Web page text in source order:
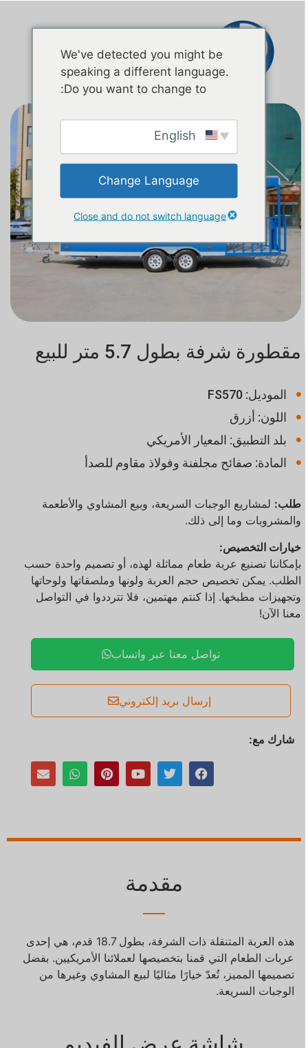
اتصال
مقطورة شرفة بطول 5.7 متر للبيع
الموديل: FS570
اللون: أزرق
بلد التطبيق: المعيار الأمريكي
المادة: صفائح مجلفنة وفولاذ مقاوم للصدأ
طلب:لمشاريع الوجبات السريعة، وبيع المشاوي والأطعمة
والمشروبات وما إلى ذلك.
خيارات التخصيص:
بإمكاننا تصنيع عربة طعام مماثلة لهذه، أو تصميم واحدة حسب
الطلب. يمكن تخصيص حجم العربة ولونها وملصقاتها ولوحاتها
وتجهيزات مطبخها. إذا كنتم مهتمين، فلا تترددوا في التواصل
معنا الآن!
تواصل معنا عبر واتساب
إرسال بريد إلكتروني
شارك مع:
مقدمة
هذه العربة المتنقلة ذات الشرفة، بطول 18.7 قدم، هي إحدى
عربات الطعام التي قمنا بتخصيصها لعملائنا الأمريكيين. بفضل
تصميمها المميز، تُعدّ خيارًا مثاليًا لبيع المشاوي وغيرها من
الوجبات السريعة.
We've detected you might be
speaking a different language.
Do you want to change to:
Change Language
Close and do not switch language